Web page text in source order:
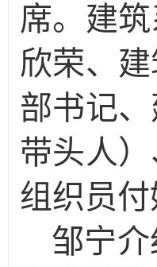
席。建
欣荣、
部书记
带头人
组织员付
邹宁